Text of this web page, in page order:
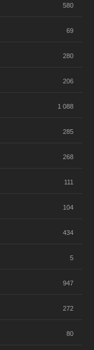
580
69
280
206
1 088
285
268
111
104
434
5
947
272
80